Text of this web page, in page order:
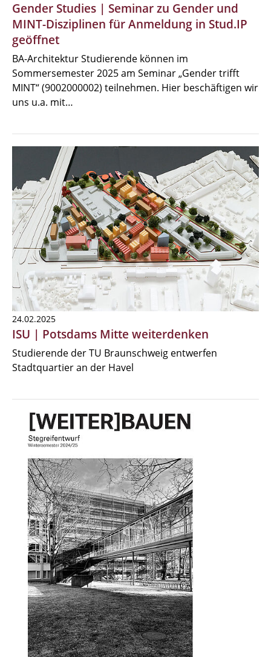
Gender Studies | Seminar zu Gender und
MINT-Disziplinen für Anmeldung in Stud.IP
geöffnet
BA-Architektur Studierende können im
Sommersemester 2025 am Seminar „Gender trifft
MINT“ (9002000002) teilnehmen. Hier beschäftigen wir
uns u.a. mit…
24.02.2025
ISU | Potsdams Mitte weiterdenken
Studierende der TU Braunschweig entwerfen
Stadtquartier an der Havel